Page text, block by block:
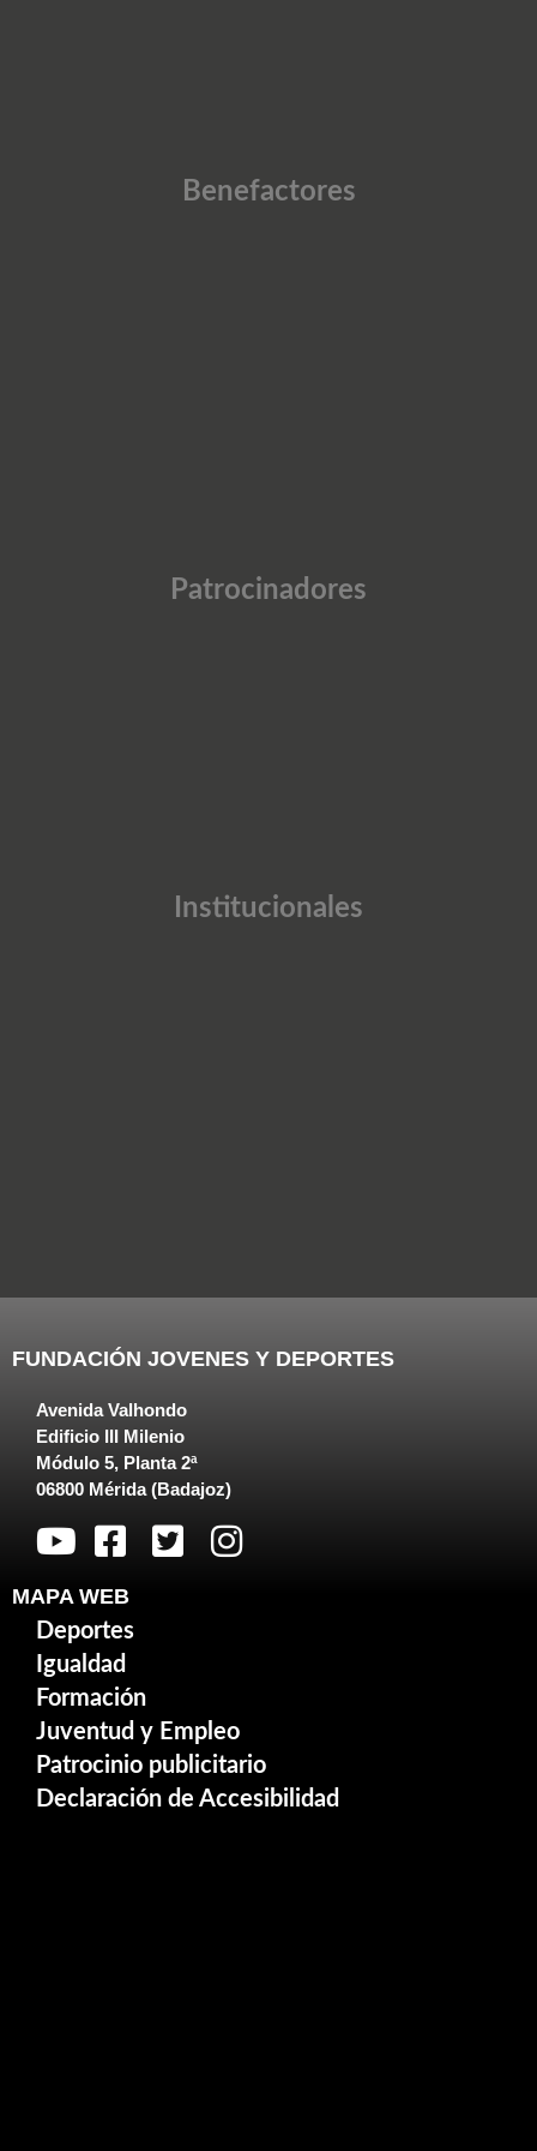
Benefactores
Patrocinadores
Institucionales
FUNDACIÓN JOVENES Y DEPORTES
Avenida Valhondo
Edificio III Milenio
Módulo 5, Planta 2ª
06800 Mérida (Badajoz)
MAPA WEB
Deportes
Igualdad
Formación
Juventud y Empleo
Patrocinio publicitario
Declaración de Accesibilidad